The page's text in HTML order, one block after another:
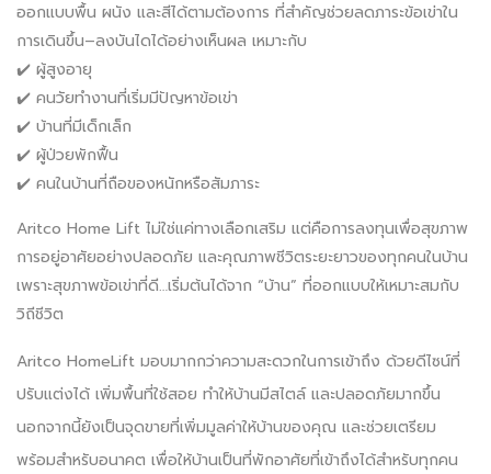
ออกแบบพื้น ผนัง และสีได้ตามต้องการ ที่สำคัญช่วยลดภาระข้อเข่าใน
การเดินขึ้น–ลงบันไดได้อย่างเห็นผล เหมาะกับ
✔️ ผู้สูงอายุ
✔️ คนวัยทำงานที่เริ่มมีปัญหาข้อเข่า
✔️ บ้านที่มีเด็กเล็ก
✔️ ผู้ป่วยพักฟื้น
✔️ คนในบ้านที่ถือของหนักหรือสัมภาระ
Aritco Home Lift ไม่ใช่แค่ทางเลือกเสริม แต่คือการลงทุนเพื่อสุขภาพ
การอยู่อาศัยอย่างปลอดภัย และคุณภาพชีวิตระยะยาวของทุกคนในบ้าน
เพราะสุขภาพข้อเข่าที่ดี…เริ่มต้นได้จาก “บ้าน” ที่ออกแบบให้เหมาะสมกับ
วิถีชีวิต
Aritco HomeLift มอบมากกว่าความสะดวกในการเข้าถึง ด้วยดีไซน์ที่
ปรับแต่งได้ เพิ่มพื้นที่ใช้สอย ทำให้บ้านมีสไตล์ และปลอดภัยมากขึ้น
นอกจากนี้ยังเป็นจุดขายที่เพิ่มมูลค่าให้บ้านของคุณ และช่วยเตรียม
พร้อมสำหรับอนาคต เพื่อให้บ้านเป็นที่พักอาศัยที่เข้าถึงได้สำหรับทุกคน